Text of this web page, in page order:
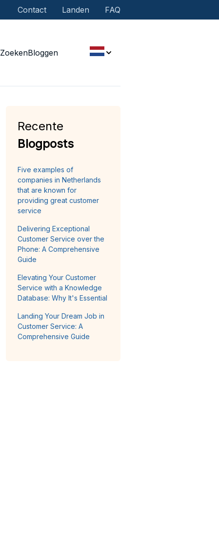
Contact Landen FAQ
ZoekenBloggen
Recente
Blogposts
Five examples of
companies in Netherlands
that are known for
providing great customer
service
Delivering Exceptional
Customer Service over the
Phone: A Comprehensive
Guide
Elevating Your Customer
Service with a Knowledge
Database: Why It's Essential
Landing Your Dream Job in
Customer Service: A
Comprehensive Guide